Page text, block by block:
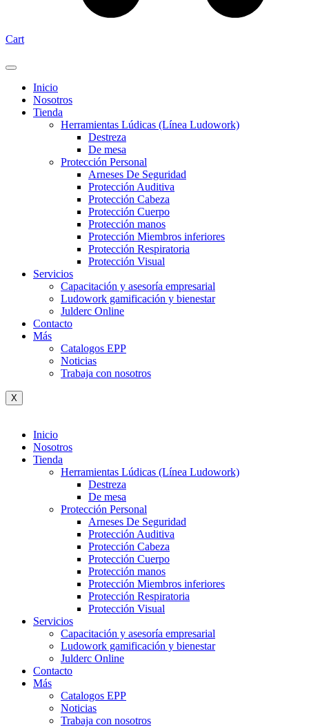
Cart
Inicio
Nosotros
Tienda
Herramientas Lúdicas (Línea Ludowork)
Destreza
De mesa
Protección Personal
Arneses De Seguridad
Protección Auditiva
Protección Cabeza
Protección Cuerpo
Protección manos
Protección Miembros inferiores
Protección Respiratoria
Protección Visual
Servicios
Capacitación y asesoría empresarial
Ludowork gamificación y bienestar
Julderc Online
Contacto
Más
Catalogos EPP
Noticias
Trabaja con nosotros
X
Inicio
Nosotros
Tienda
Herramientas Lúdicas (Línea Ludowork)
Destreza
De mesa
Protección Personal
Arneses De Seguridad
Protección Auditiva
Protección Cabeza
Protección Cuerpo
Protección manos
Protección Miembros inferiores
Protección Respiratoria
Protección Visual
Servicios
Capacitación y asesoría empresarial
Ludowork gamificación y bienestar
Julderc Online
Contacto
Más
Catalogos EPP
Noticias
Trabaja con nosotros